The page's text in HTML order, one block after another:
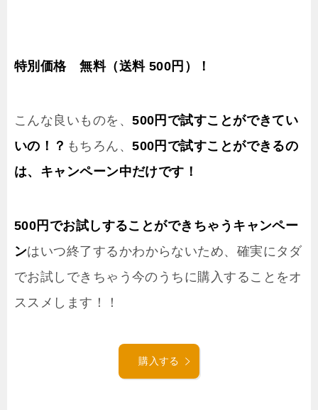
特別価格 無料（送料 500円）！
こんな良いものを、500円で試すことができてい
いの！？ もちろん、500円 で試すことができるの
は、キャンペーン中だけです！
500円でお試しすることができちゃうキャンペー
ンはいつ終了するかわからないため、確実にタダ
でお試しできちゃう今のうちに購入することをオ
ススメします！！
購入する